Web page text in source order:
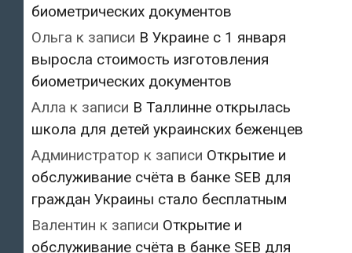
биометрических документов
Ольга к записи В Украине с 1 января
выросла стоимость изготовления
биометрических документов
Алла к записи В Таллинне открылась
школа для детей украинских беженцев
Администратор к записи Открытие и
обслуживание счёта в банке SEB для
граждан Украины стало бесплатным
Валентин к записи Открытие и
обслуживание счёта в банке SEB для